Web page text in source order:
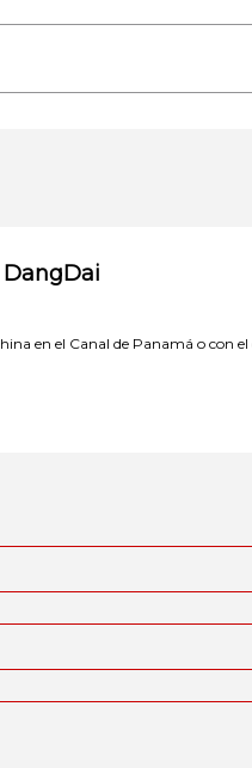
en el Canal de Panamá o con